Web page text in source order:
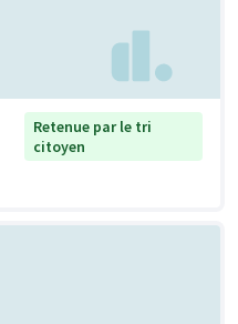
Retenue par le tri
citoyen